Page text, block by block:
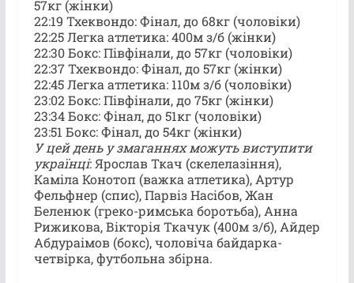
57кг (жінки)
22:19 Тхеквондо: Фінал, до 68кг (чоловіки)
22:25 Легка атлетика: 400м з/б (жінки)
22:30 Бокс: Півфінали, до 57кг (чоловіки)
22:37 Тхеквондо: Фінал, до 57кг (жінки)
22:45 Легка атлетика: 110м з/б (чоловіки)
23:02 Бокс: Півфінали, до 75кг (жінки)
23:34 Бокс: Фінал, до 51кг (чоловіки)
23:51 Бокс: Фінал, до 54кг (жінки)
У цей день у змаганнях можуть виступити
українці: Ярослав Ткач (скелелазіння),
Каміла Конотоп (важка атлетика), Артур
Фельфнер (спис), Парвіз Насібов, Жан
Беленюк (греко-римська боротьба), Анна
Рижикова, Вікторія Ткачук (400м з/б), Айдер
Абдураімов (бокс), чоловіча байдарка-
четвірка, футбольна збірна.